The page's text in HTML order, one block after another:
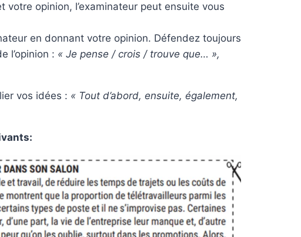
opinion, l’examinateur peut ensuite vous
en donnant votre opinion. Défendez toujours
l’opinion : « Je pense / crois / trouve que… »,
vos idées : « Tout d’abord, ensuite, également,